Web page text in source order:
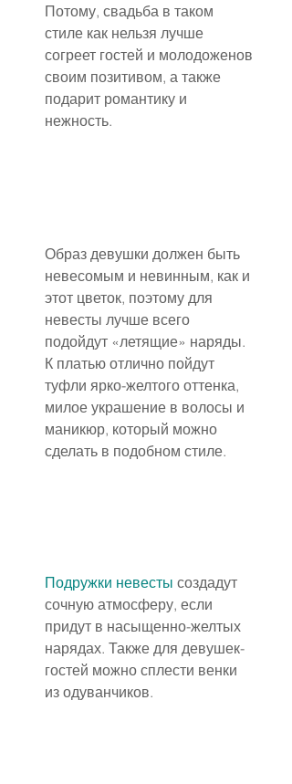
Потому, свадьба в таком
стиле как нельзя лучше
согреет гостей и молодоженов
своим позитивом, а также
подарит романтику и
нежность.
Образ девушки должен быть
невесомым и невинным, как и
этот цветок, поэтому для
невесты лучше всего
подойдут «летящие» наряды.
К платью отлично пойдут
туфли ярко-желтого оттенка,
милое украшение в волосы и
маникюр, который можно
сделать в подобном стиле.
Подружки невесты создадут
сочную атмосферу, если
придут в насыщенно-желтых
нарядах. Также для девушек-
гостей можно сплести венки
из одуванчиков.